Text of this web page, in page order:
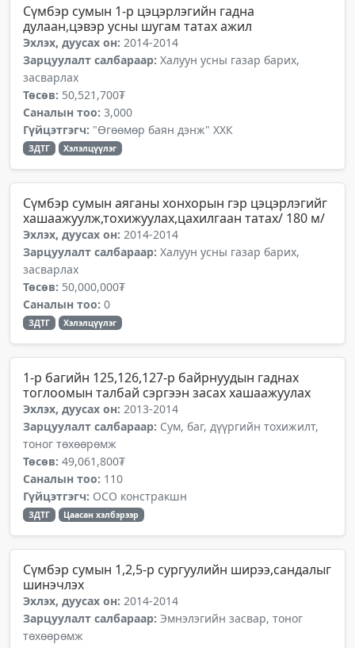
Сүмбэр сумын 1-р цэцэрлэгийн гадна
дулаан,цэвэр усны шугам татах ажил
Эхлэх, дуусах он: 2014-2014
Зарцуулалт салбараар: Халуун усны газар барих,
засварлах
Төсөв: 50,521,700₮
Саналын тоо: 3,000
Гүйцэтгэгч: "Өгөөмөр баян дэнж" ХХК
ЗДТГ Хэлэлцүүлэг
Сүмбэр сумын аяганы хонхорын гэр цэцэрлэгийг
хашаажуулж,тохижуулах,цахилгаан татах/ 180 м/
Эхлэх, дуусах он: 2014-2014
Зарцуулалт салбараар: Халуун усны газар барих,
засварлах
Төсөв: 50,000,000₮
Саналын тоо: 0
ЗДТГ Хэлэлцүүлэг
1-р багийн 125,126,127-р байрнуудын гаднах
тоглоомын талбай сэргээн засах хашаажуулах
Эхлэх, дуусах он: 2013-2014
Зарцуулалт салбараар: Сум, баг, дүүргийн тохижилт,
тоног төхөөрөмж
Төсөв: 49,061,800₮
Саналын тоо: 110
Гүйцэтгэгч: ОСО констракшн
ЗДТГ Цаасан хэлбэрээр
Сүмбэр сумын 1,2,5-р сургуулийн ширээ,сандалыг
шинэчлэх
Эхлэх, дуусах он: 2014-2014
Зарцуулалт салбараар: Эмнэлэгийн засвар, тоног
төхөөрөмж